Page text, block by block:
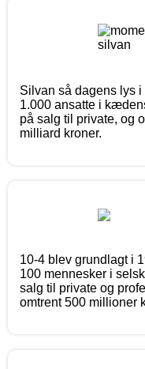
Silvan så dagens lys
1.000 ansatte i
på salg til private, og
milliard kroner.
10-4 blev grundlagt i
100 mennesker i
salg til private og
omtrent 500 millioner